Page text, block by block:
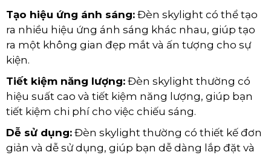
Tạo hiệu ứng ánh sáng: Đèn skylight có thể tạo
ra nhiều hiệu ứng ánh sáng khác nhau, giúp tạo
ra một không gian đẹp mắt và ấn tượng cho sự
kiện.
Tiết kiệm năng lượng: Đèn skylight thường có
hiệu suất cao và tiết kiệm năng lượng, giúp bạn
tiết kiệm chi phí cho việc chiếu sáng.
Dễ sử dụng: Đèn skylight thường có thiết kế đơn
giản và dễ sử dụng, giúp bạn dễ dàng lắp đặt và